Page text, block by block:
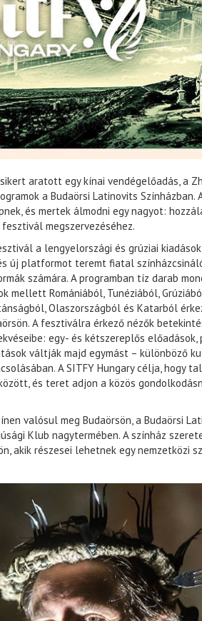
aratott egy kínai vendégelőadás, a
a Budaörsi Latinovits Színházban.
és mertek álmodni egy nagyot:
megszervezéséhez.
a lengyelországi és grúziai
új platformot teremt fiatal
számára. A programban tíz darab
mellett Romániából, Tunéziából,
Olaszországból és Katarból
A fesztiválra érkező nézők
egy- és kétszereplős előadások,
váltják majd egymást – különböző
A SITFY Hungary célja, hogy
és teret adjon a közös
valósul meg Budaörsön, a Budaörsi
Klub nagytermében. A színház
akik részesei lehetnek egy nemzetközi